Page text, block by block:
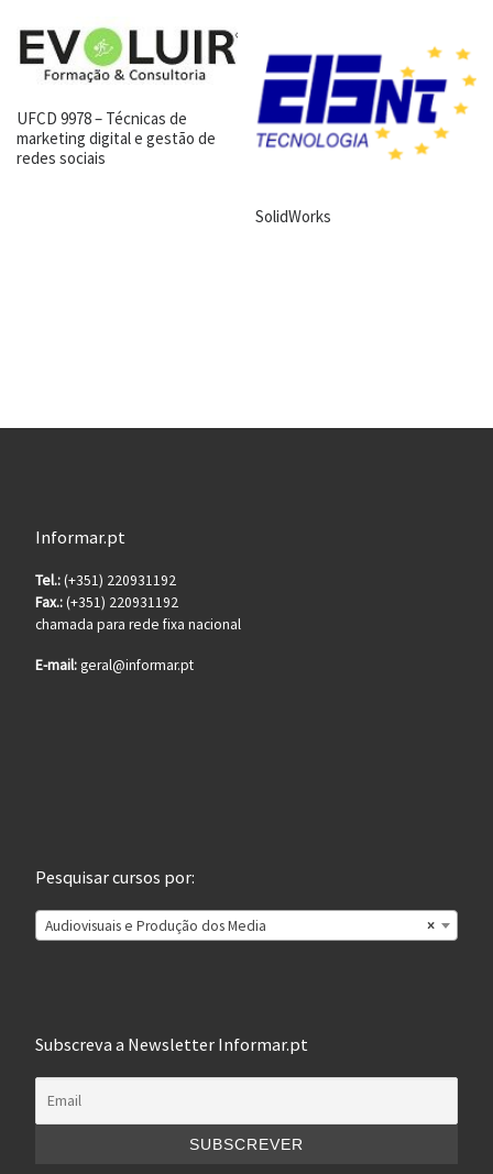
UFCD 9978 – Técnicas de
marketing digital e gestão de
redes sociais
SolidWorks
Informar.pt
Tel.:(+351) 220931192
Fax.:(+351) 220931192
chamada para rede fixa nacional
E-mail:geral@informar.pt
Pesquisar cursos por:
×
Audiovisuais e Produção dos Media
Subscreva a Newsletter Informar.pt